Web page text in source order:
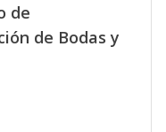
de
de Bodas y